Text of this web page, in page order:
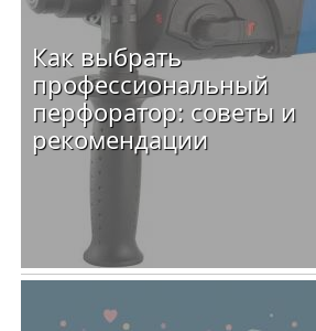
Как выбрать
профессиональный
перфоратор: советы и
рекомендации